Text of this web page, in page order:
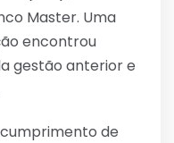
Master. Uma
encontrou
gestão anterior e
de